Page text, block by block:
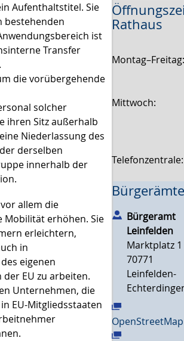
Aufenthaltstitel. Sie
bestehenden
ist
Transfer
die vorübergehende
solcher
ihren Sitz außerhalb
Niederlassung des
derselben
innerhalb der
allem die
Mobilität erhöhen. Sie
erleichtern,
in
eigenen
EU zu arbeiten.
Unternehmen, die
EU-Mitgliedsstaaten
Rathaus
Mittwoch:
Bürgeramt
Leinfelden
Marktplatz 1
70771
Leinfelden-
OpenStreetMap